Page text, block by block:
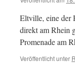
Eltville, eine der
direkt am Rhein
Promenade am
Veröffentlicht unter